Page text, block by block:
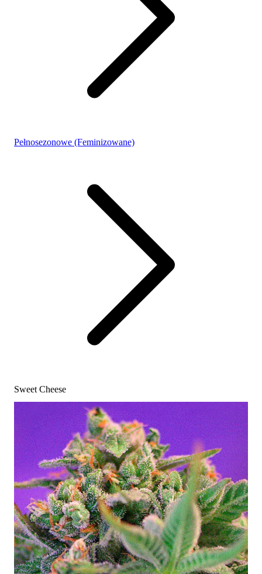
Pełnosezonowe (Feminizowane)
Sweet Cheese